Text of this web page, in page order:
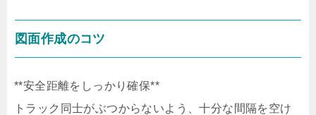
図面作成のコツ
**安全距離をしっかり確保**
トラック同士がぶつからないよう、十分な間隔を空け